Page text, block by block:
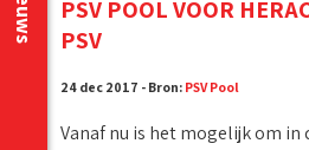
PSV POOL VOOR
PSV
24 dec 2017 - Bron: PSV Pool
Vanaf nu is het mogelijk om in